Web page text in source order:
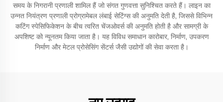
समय के निगरानी प्रणाली शामिल हैं जो संगत गुणवत्ता सुनिश्चित करते हैं। लाइन का
उन्नत नियंत्रण प्रणाली प्रोग्रामेबल लंबाई सेटिंग्स की अनुमति देती है, जिससे विभिन्न
कटिंग स्पेसिफिकेशन के बीच त्वरित चेंजओवर्स की अनुमति होती है और सामग्री के
अपशिष्ट को न्यूनतम किया जाता है। यह विविध समाधान कारोबार, निर्माण, उपकरण
निर्माण और मेटल प्रोसेसिंग सेंटर्स जैसी उद्योगों की सेवा करता है।